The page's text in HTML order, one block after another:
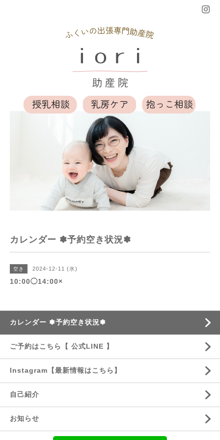
カレンダー ✽予約空き状況✽
空き 2024-12-11 (水)
10:00◯14:00×
カレンダー ✽予約空き状況✽
ご予約はこちら【 公式LINE 】
Instagram【最新情報はこちら】
自己紹介
お知らせ